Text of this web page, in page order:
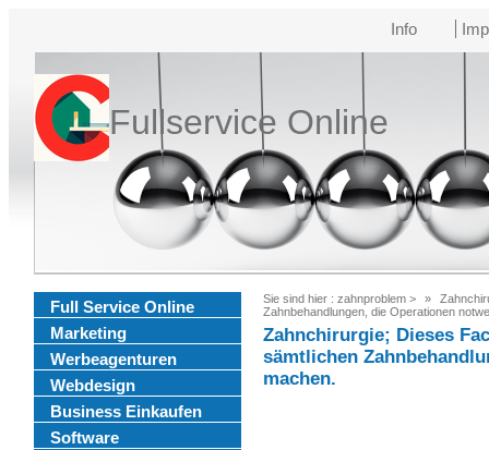
Info
Fullservice Online
Full Service Online
Marketing
Werbeagenturen
Webdesign
Business Einkaufen
Software
Sie sind hier : zahnproblem >
Zahnbehandlungen, die Operationen
Zahnchirurgie; Dieses
sämtlichen
machen.